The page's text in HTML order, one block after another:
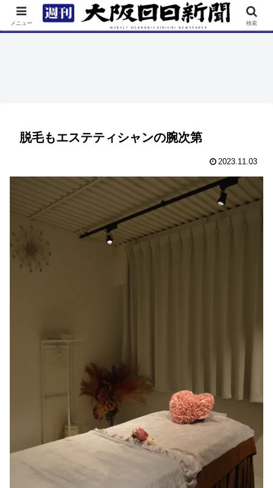
TOP 特集 ニュース 連載 街ネタ イベント
脱毛もエステティシャンの腕次第
2023.11.03
メニュー 検索